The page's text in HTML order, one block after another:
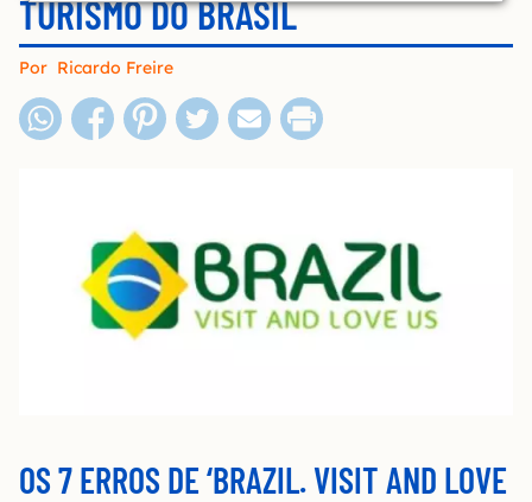
TURISMO DO BRASIL
Por Ricardo Freire
OS 7 ERROS DE ‘BRAZIL. VISIT AND LOVE